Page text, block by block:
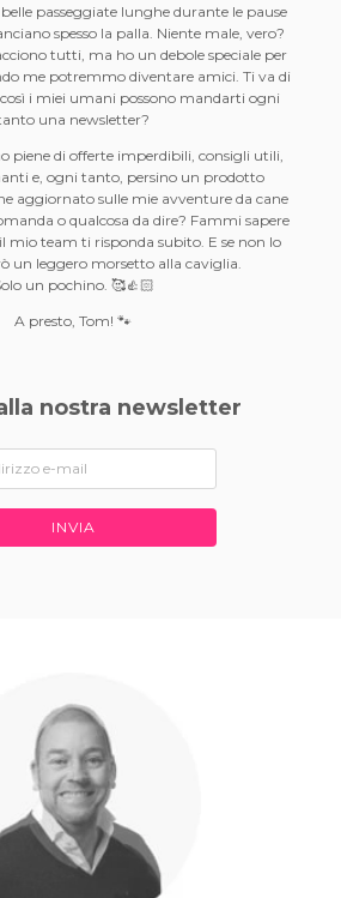
passeggiate lunghe durante le pause
spesso la palla. Niente male, vero?
tutti, ma ho un debole speciale per
me potremmo diventare amici. Ti va di
i miei umani possono mandarti ogni
una newsletter?
piene di offerte imperdibili, consigli utili,
e, ogni tanto, persino un prodotto
aggiornato sulle mie avventure da cane
o qualcosa da dire? Fammi sapere
mio team ti risponda subito. E se non lo
un leggero morsetto alla caviglia.
un pochino. 🥰👍🏻
A presto, Tom! 🐾
nostra newsletter
INVIA